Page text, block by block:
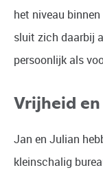
het niveau
sluit zich daarbij
persoonlijk als
Vrijheid
Jan en Julian
kleinschalig